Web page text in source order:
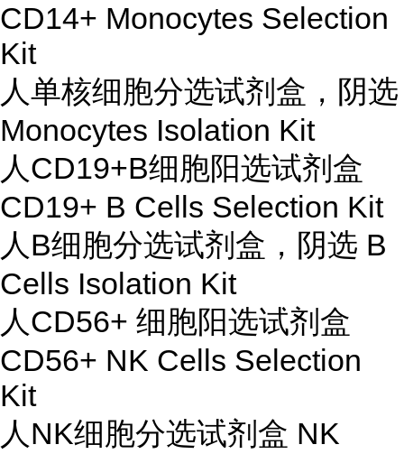
CD14+ Monocytes Selection
Kit
人单核细胞分选试剂盒，阴选
Monocytes Isolation Kit
人CD19+B细胞阳选试剂盒
CD19+ B Cells Selection Kit
人B细胞分选试剂盒，阴选 B
Cells Isolation Kit
人CD56+ 细胞阳选试剂盒
CD56+ NK Cells Selection
Kit
人NK细胞分选试剂盒 NK